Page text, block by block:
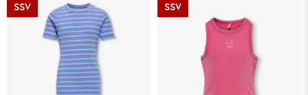
SSV
SSV